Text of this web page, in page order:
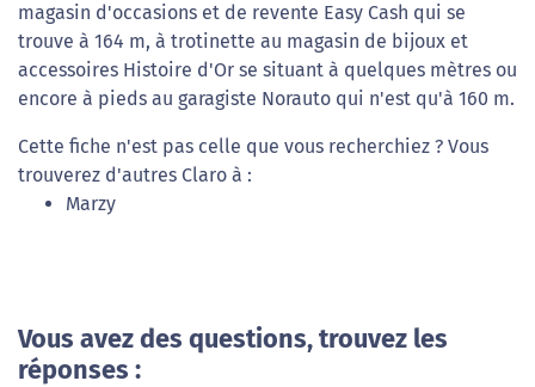
magasin d'occasions et de revente Easy Cash qui se
trouve à 164 m, à trotinette au magasin de bijoux et
accessoires Histoire d'Or se situant à quelques mètres ou
encore à pieds au garagiste Norauto qui n'est qu'à 160 m.
Cette fiche n'est pas celle que vous recherchiez ? Vous
trouverez d'autres Claro à :
Marzy
Vous avez des questions, trouvez les
réponses :